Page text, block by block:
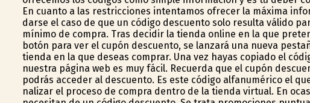
En cuanto a las restricciones intentamos ofrecer la máxima
darse el caso de que un código descuento solo resulta válido
mínimo de compra. Tras decidir la tienda online en la que
botón para ver el cupón descuento, se lanzará una nueva
tienda en la que deseas comprar. Una vez hayas copiado el
nuestra página web es muy fácil. Recuerda que el cupón
podrás acceder al descuento. Es este código alfanumérico el
finalizar el proceso de compra dentro de la tienda virtual. En